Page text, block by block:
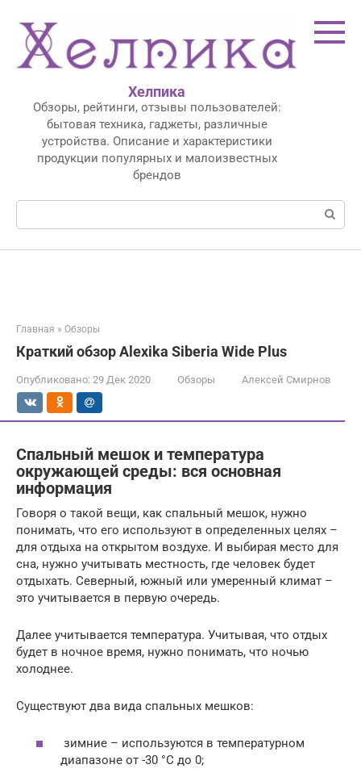
контенту
Хелпика
Обзоры, рейтинги, отзывы пользователей:
бытовая техника, гаджеты, различные
устройства. Описание и характеристики
продукции популярных и малоизвестных
брендов
Поиск:
Главная » Обзоры
Краткий обзор Alexika Siberia Wide Plus
Опубликовано: 29 Дек 2020 Обзоры Алексей Смирнов
Спальный мешок и температура
окружающей среды: вся основная
информация
Говоря о такой вещи, как спальный мешок, нужно
понимать, что его используют в определенных целях –
для отдыха на открытом воздухе. И выбирая место для
сна, нужно учитывать местность, где человек будет
отдыхать. Северный, южный или умеренный климат –
это учитывается в первую очередь.
Далее учитывается температура. Учитывая, что отдых
будет в ночное время, нужно понимать, что ночью
холоднее.
Существуют два вида спальных мешков:
зимние – используются в температурном
диапазоне от -30 °C до 0;